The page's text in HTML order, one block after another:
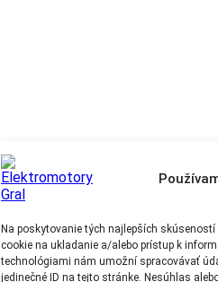
Na poskytovanie tých najlepších
cookie na ukladanie a/alebo prístup k
technológiami nám umožní spracovávať
jedinečné ID na tejto stránke. Nesúhlas